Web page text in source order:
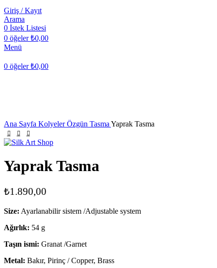
Giriş / Kayıt
Arama
0 İstek Listesi
0 öğeler ₺0,00
Menü
0 öğeler ₺0,00
Ana Sayfa KolyelerÖzgün Tasma Yaprak Tasma
Yaprak Tasma
₺1.890,00
Size: Ayarlanabilir sistem /Adjustable system
Ağırlık: 54 g
Taşın ismi: Granat /Garnet
Metal: Bakır, Pirinç / Copper, Brass